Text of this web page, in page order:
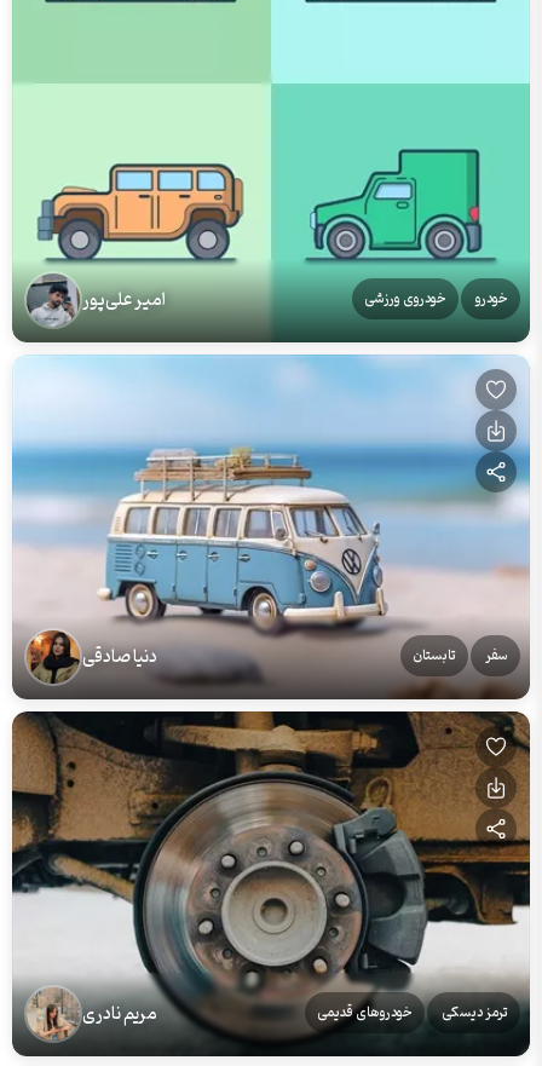
خودرو خودروی ورزشی امیر علی‌پور
سفر تابستان دنیا صادقی
ترمز دیسکی خودروهای قدیمی مریم نادری